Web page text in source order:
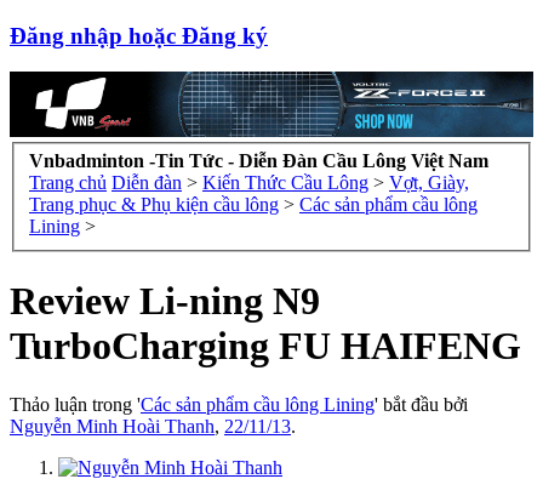
Đăng nhập hoặc Đăng ký
Vnbadminton -Tin Tức - Diễn Đàn Cầu Lông Việt Nam
Trang chủ Diễn đàn > Kiến Thức Cầu Lông > Vợt, Giày,
Trang phục & Phụ kiện cầu lông > Các sản phẩm cầu lông
Lining >
Review Li-ning N9
TurboCharging FU HAIFENG
Thảo luận trong 'Các sản phẩm cầu lông Lining' bắt đầu bởi
Nguyễn Minh Hoài Thanh, 22/11/13.